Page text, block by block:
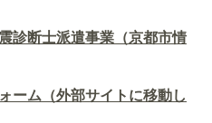
診断士派遣事業（京都市情
ーム（外部サイトに移動し